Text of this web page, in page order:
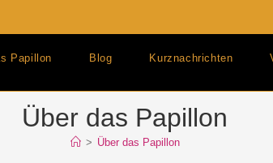
Papillon Blog Kurznachrichten
Über das Papillon
> Über das Papillon